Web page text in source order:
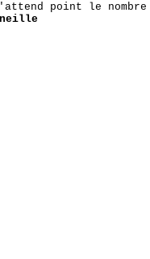
point le nombre